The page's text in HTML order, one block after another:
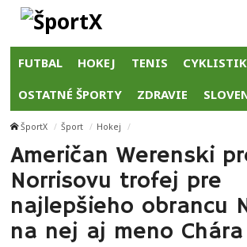
FUTBAL HOKEJ TENIS
OSTATNÉ ŠPORTY ZDRAVIE
ŠportX Šport Hokej
Američan Werenski
Norrisovu trofej pre
najlepšieho obrancu
na nej aj meno Chára